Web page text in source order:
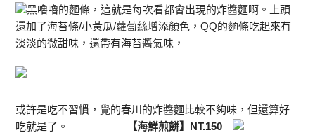
黑嚕嚕的麵條，這就是每次看都會出現的炸醬麵啊。上頭
還加了海苔條/小黃瓜/蘿蔔絲增添顏色，QQ的麵條吃起來有
淡淡的微甜味，還帶有海苔醬氣味，
或許是吃不習慣，覺的春川的炸醬麵比較不夠味，但還算好
吃就是了。—————–【海鮮煎餅】NT.150